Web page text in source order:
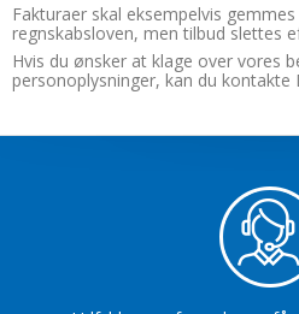
Fakturaer skal eksempelvis
regnskabsloven, men tilbud slettes
Hvis du ønsker at klage over vores
personoplysninger, kan du kontakte